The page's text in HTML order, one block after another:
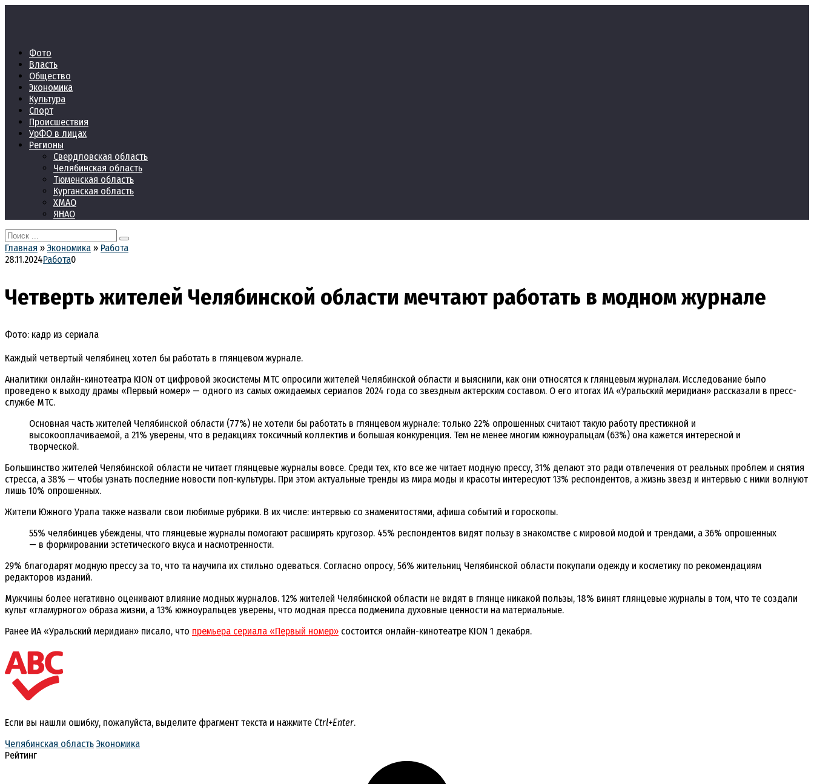
Фото
Власть
Общество
Экономика
Культура
Спорт
Происшествия
УрФО в лицах
Регионы
Свердловская область
Челябинская область
Тюменская область
Курганская область
ХМАО
ЯНАО
Search
for:
Главная » Экономика » Работа
28.11.2024Работа0
Четверть жителей Челябинской области мечтают работать в модном журнале
Фото: кадр из сериала
Каждый четвертый челябинец хотел бы работать в глянцевом журнале.
Аналитики онлайн-кинотеатра KION от цифровой экосистемы МТС опросили жителей Челябинской области и выяснили, как они относятся к глянцевым журналам. Исследование было
проведено к выходу драмы «Первый номер» — одного из самых ожидаемых сериалов 2024 года со звездным актерским составом. О его итогах ИА «Уральский меридиан» рассказали в пресс-
службе МТС.
Основная часть жителей Челябинской области (77%) не хотели бы работать в глянцевом журнале: только 22% опрошенных считают такую работу престижной и
высокооплачиваемой, а 21% уверены, что в редакциях токсичный коллектив и большая конкуренция. Тем не менее многим южноуральцам (63%) она кажется интересной и
творческой.
Большинство жителей Челябинской области не читает глянцевые журналы вовсе. Среди тех, кто все же читает модную прессу, 31% делают это ради отвлечения от реальных проблем и снятия
стресса, а 38% — чтобы узнать последние новости поп-культуры. При этом актуальные тренды из мира моды и красоты интересуют 13% респондентов, а жизнь звезд и интервью с ними волнуют
лишь 10% опрошенных.
Жители Южного Урала также назвали свои любимые рубрики. В их числе: интервью со знаменитостями, афиша событий и гороскопы.
55% челябинцев убеждены, что глянцевые журналы помогают расширять кругозор. 45% респондентов видят пользу в знакомстве с мировой модой и трендами, а 36% опрошенных
— в формировании эстетического вкуса и насмотренности.
29% благодарят модную прессу за то, что та научила их стильно одеваться. Согласно опросу, 56% жительниц Челябинской области покупали одежду и косметику по рекомендациям
редакторов изданий.
Мужчины более негативно оценивают влияние модных журналов. 12% жителей Челябинской области не видят в глянце никакой пользы, 18% винят глянцевые журналы в том, что те создали
культ «гламурного» образа жизни, а 13% южноуральцев уверены, что модная пресса подменила духовные ценности на материальные.
Ранее ИА «Уральский меридиан» писало, что премьера сериала «Первый номер» состоится онлайн-кинотеатре KION 1 декабря.
Если вы нашли ошибку, пожалуйста, выделите фрагмент текста и нажмите Ctrl+Enter.
Челябинская область Экономика
Рейтинг